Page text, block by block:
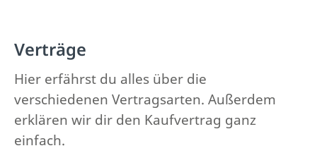
Verträge
Hier erfährst du alles über die
verschiedenen Vertragsarten. Außerdem
erklären wir dir den Kaufvertrag ganz
einfach.